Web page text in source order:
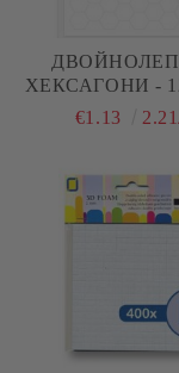
ХЕКСАГОНИ -
2 ММ. - 68
€1.13